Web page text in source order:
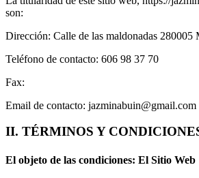
son:
Dirección: Calle de las maldonadas 280005
Teléfono de contacto: 606 98 37 70
Fax:
Email de contacto: jazminabuin@gmail.com
II. TÉRMINOS Y
El objeto de las condiciones: El Sitio Web